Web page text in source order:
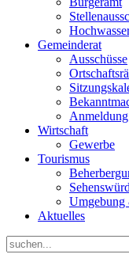
Gemeinderat
Ausschüsse
Wirtschaft
Gewerbe
Tourismus
Aktuelles